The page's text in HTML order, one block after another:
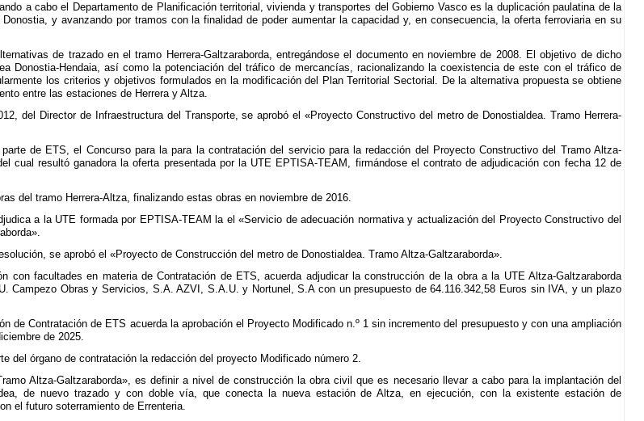
a cabo el Departamento de Planificación territorial, vivienda y transportes del Gobierno Vasco es la duplicación paulatina de la
Donostia, y avanzando por tramos con la finalidad de poder aumentar la capacidad y, en consecuencia, la oferta ferroviaria en su
de trazado en el tramo Herrera-Galtzaraborda, entregándose el documento en noviembre de 2008. El objetivo de dicho
Donostia-Hendaia, así como la potenciación del tráfico de mercancías, racionalizando la coexistencia de este con el tráfico de
los criterios y objetivos formulados en la modificación del Plan Territorial Sectorial. De la alternativa propuesta se obtiene
entre las estaciones de Herrera y Altza.
del Director de Infraestructura del Transporte, se aprobó el «Proyecto Constructivo del metro de Donostialdea. Tramo Herrera-
de ETS, el Concurso para la para la contratación del servicio para la redacción del Proyecto Constructivo del Tramo Altza-
cual resultó ganadora la oferta presentada por la UTE EPTISA-TEAM, firmándose el contrato de adjudicación con fecha 12 de
del tramo Herrera-Altza, finalizando estas obras en noviembre de 2016.
a la UTE formada por EPTISA-TEAM la el «Servicio de adecuación normativa y actualización del Proyecto Constructivo del
se aprobó el «Proyecto de Construcción del metro de Donostialdea. Tramo Altza-Galtzaraborda».
con facultades en materia de Contratación de ETS, acuerda adjudicar la construcción de la obra a la UTE Altza-Galtzaraborda
Campezo Obras y Servicios, S.A. AZVI, S.A.U. y Nortunel, S.A con un presupuesto de 64.116.342,58 Euros sin IVA, y un plazo
de Contratación de ETS acuerda la aprobación el Proyecto Modificado n.º 1 sin incremento del presupuesto y con una ampliación
de 2025.
del órgano de contratación la redacción del proyecto Modificado número 2.
Altza-Galtzaraborda», es definir a nivel de construcción la obra civil que es necesario llevar a cabo para la implantación del
de nuevo trazado y con doble vía, que conecta la nueva estación de Altza, en ejecución, con la existente estación de
el futuro soterramiento de Errenteria.